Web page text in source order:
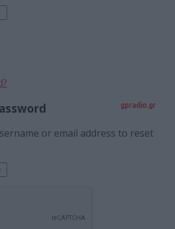
gpradio.gr
or email address to reset